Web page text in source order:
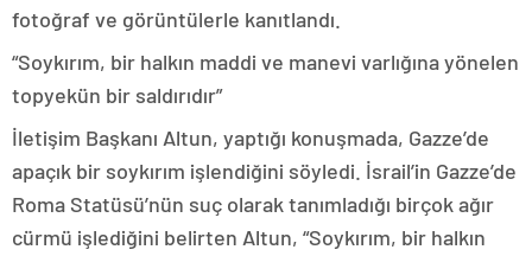
fotoğraf ve görüntülerle kanıtlandı.
“Soykırım, bir halkın maddi ve manevi varlığına yönelen
topyekün bir saldırıdır”
İletişim Başkanı Altun, yaptığı konuşmada, Gazze’de
apaçık bir soykırım işlendiğini söyledi. İsrail’in Gazze’de
Roma Statüsü’nün suç olarak tanımladığı birçok ağır
cürmü işlediğini belirten Altun, “Soykırım, bir halkın